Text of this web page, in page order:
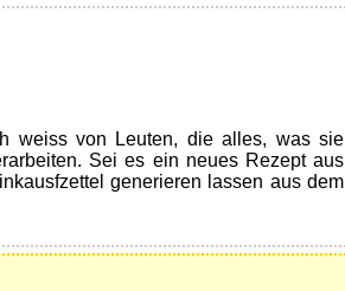
weiss von Leuten, die alles, was sie
Sei es ein neues Rezept aus
generieren lassen aus dem